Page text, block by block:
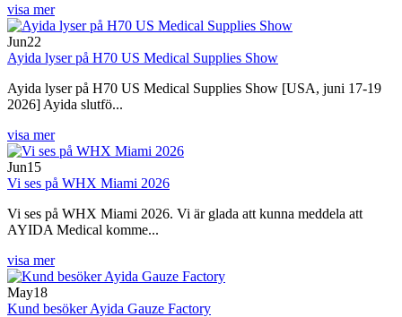
visa mer
Jun22
Ayida lyser på H70 US Medical Supplies Show
Ayida lyser på H70 US Medical Supplies Show [USA, juni 17-19
2026] Ayida slutfö...
visa mer
Jun15
Vi ses på WHX Miami 2026
Vi ses på WHX Miami 2026. Vi är glada att kunna meddela att
AYIDA Medical komme...
visa mer
May18
Kund besöker Ayida Gauze Factory